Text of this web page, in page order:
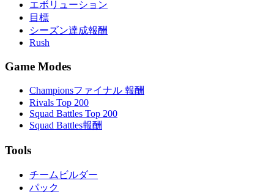
エボリューション
目標
シーズン達成報酬
Rush
Game Modes
Championsファイナル 報酬
Rivals Top 200
Squad Battles Top 200
Squad Battles報酬
Tools
チームビルダー
パック